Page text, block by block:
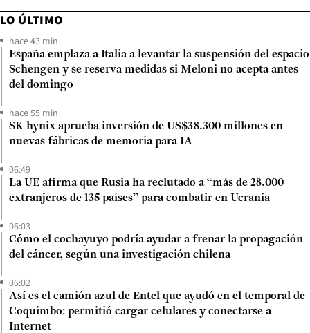
LO ÚLTIMO
hace 43 min
España emplaza a Italia a levantar la suspensión del espacio
Schengen y se reserva medidas si Meloni no acepta antes
del domingo
hace 55 min
SK hynix aprueba inversión de US$38.300 millones en
nuevas fábricas de memoria para IA
06:49
La UE afirma que Rusia ha reclutado a “más de 28.000
extranjeros de 135 países” para combatir en Ucrania
06:03
Cómo el cochayuyo podría ayudar a frenar la propagación
del cáncer, según una investigación chilena
06:02
Así es el camión azul de Entel que ayudó en el temporal de
Coquimbo: permitió cargar celulares y conectarse a
Internet